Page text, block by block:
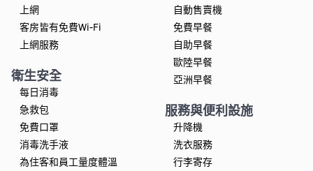
上網
客房皆有免費Wi-Fi
上網服務
衛生安全
每日消毒
急救包
免費口罩
消毒洗手液
為住客和員工量度體溫
自動售賣機
免費早餐
自助早餐
歐陸早餐
亞洲早餐
服務與便利設施
升降機
洗衣服務
行李寄存